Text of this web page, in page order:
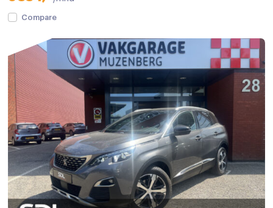
Lederen stuurwiel
Regensensor
Stoelverwarming
Stuurbekrachtiging
Stuurwiel verwarmd
Virtual cockpit
Voorstoelen verwarmd
Airbag(s) hoofd achter
Airbag(s) hoofd voor
Compare